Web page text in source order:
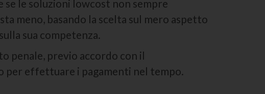
se le soluzioni lowcost non sempre
meno, basando la scelta sul mero aspetto
sua competenza.
penale, previo accordo con il
per effettuare i pagamenti nel tempo.